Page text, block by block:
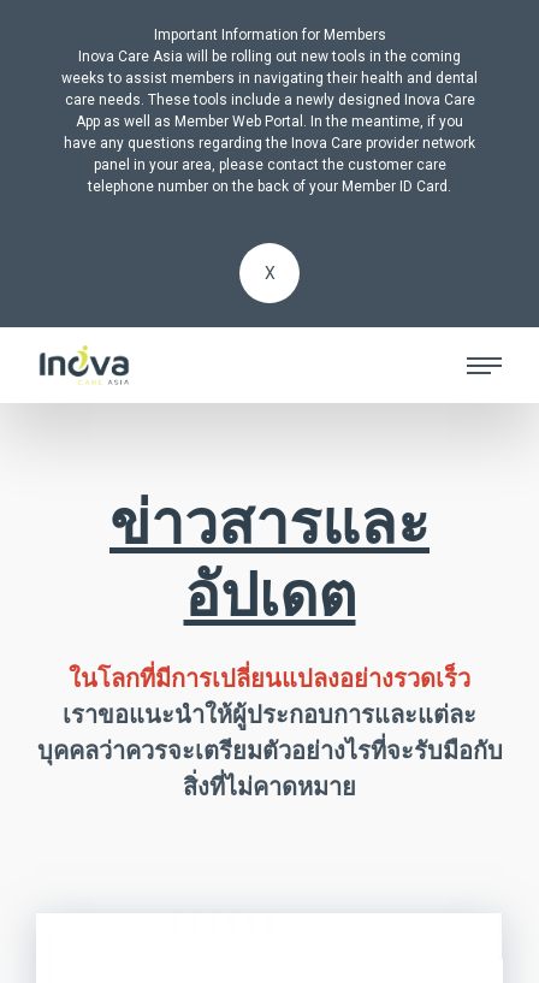
Important Information for Members
Inova Care Asia will be rolling out new tools in the coming
weeks to assist members in navigating their health and dental
care needs. These tools include a newly designed Inova Care
App as well as Member Web Portal. In the meantime, if you
have any questions regarding the Inova Care provider network
panel in your area, please contact the customer care
telephone number on the back of your Member ID Card.
X
ข่าวสารและ
อัปเดต
ในโลกที่มีการเปลี่ยนแปลงอย่างรวดเร็ว
เราขอแนะนำให้ผู้ประกอบการและแต่ละ
บุคคลว่าควรจะเตรียมตัวอย่างไรที่จะรับมือกับ
สิ่งที่ไม่คาดหมาย